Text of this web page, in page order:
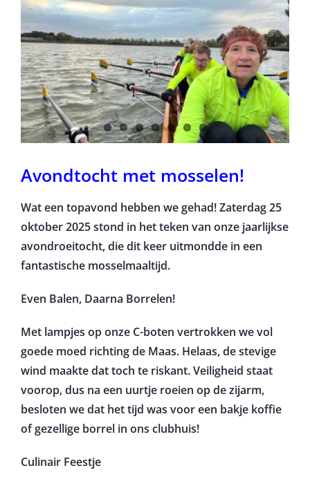
Avondtocht met mosselen!
Wat een topavond hebben we gehad! Zaterdag 25
oktober 2025 stond in het teken van onze jaarlijkse
avondroeitocht, die dit keer uitmondde in een
fantastische mosselmaaltijd.
Even Balen, Daarna Borrelen!
Met lampjes op onze C-boten vertrokken we vol
goede moed richting de Maas. Helaas, de stevige
wind maakte dat toch te riskant. Veiligheid staat
voorop, dus na een uurtje roeien op de zijarm,
besloten we dat het tijd was voor een bakje koffie
of gezellige borrel in ons clubhuis!
Culinair Feestje